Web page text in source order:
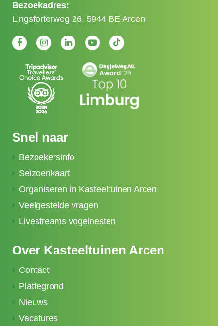
Bezoekadres:
Lingsforterweg 26, 5944 BE Arcen
Snel naar
Bezoekersinfo
Seizoenkaart
Organiseren in Kasteeltuinen Arcen
Veelgestelde vragen
Livestreams vogelnesten
Over Kasteeltuinen Arcen
Contact
Plattegrond
Nieuws
Vacatures